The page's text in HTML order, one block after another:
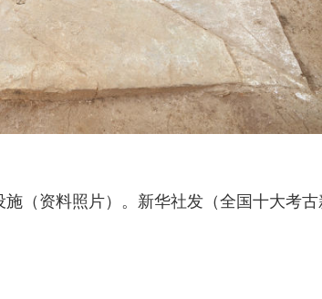
（资料照片）。新华社发（全国十大考